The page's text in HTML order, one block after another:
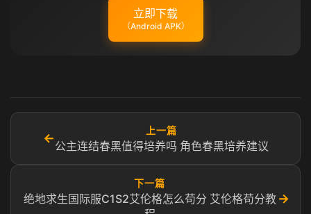
立即下载
（Android APK）
←
上一篇
公主连结春黑值得培养吗 角色春黑培养建议
下一篇
绝地求生国际服C1S2艾伦格怎么苟分 艾伦格苟分教 →